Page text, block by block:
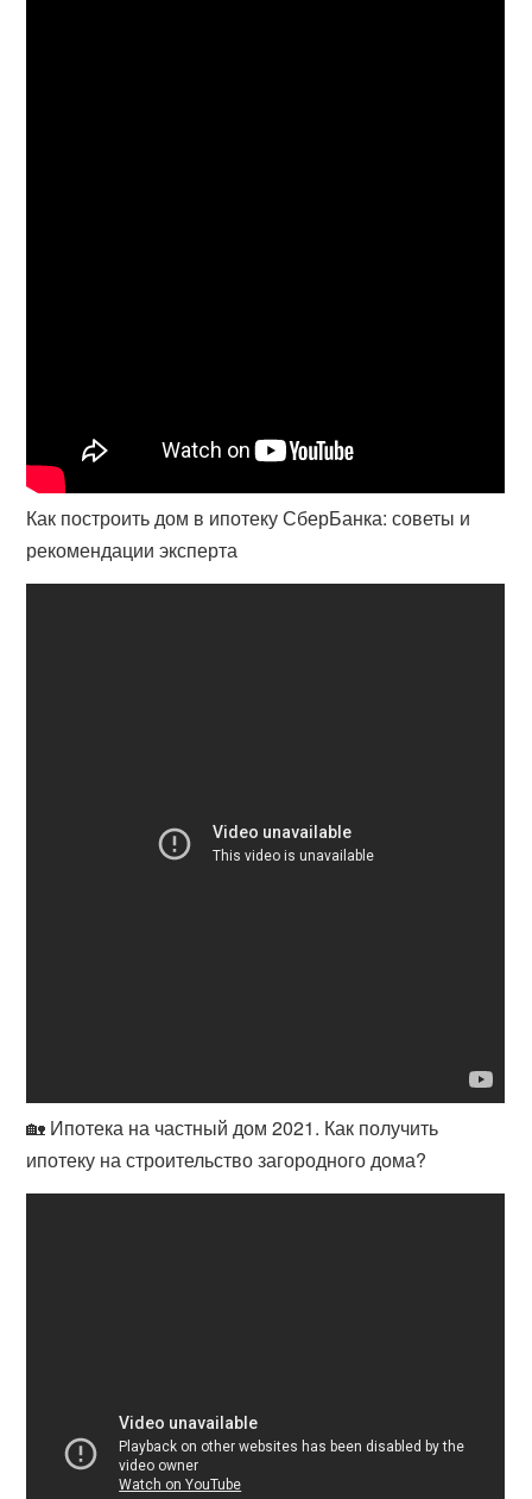
Как построить дом в ипотеку СберБанка: советы и
рекомендации эксперта
🏡 Ипотека на частный дом 2021. Как получить
ипотеку на строительство загородного дома?